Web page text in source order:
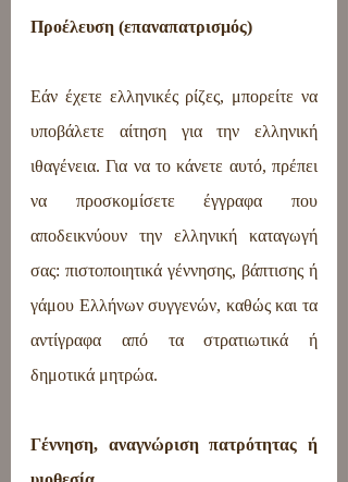
Προέλευση (επαναπατρισμός)
Εάν έχετε ελληνικές ρίζες, μπορείτε να
υποβάλετε αίτηση για την ελληνική
ιθαγένεια. Για να το κάνετε αυτό, πρέπει
να προσκομίσετε έγγραφα που
αποδεικνύουν την ελληνική καταγωγή
σας: πιστοποιητικά γέννησης, βάπτισης ή
γάμου Ελλήνων συγγενών, καθώς και τα
αντίγραφα από τα στρατιωτικά ή
δημοτικά μητρώα.
Γέννηση, αναγνώριση πατρότητας ή